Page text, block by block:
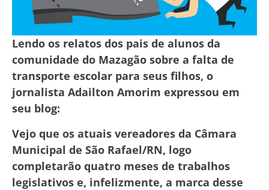
Lendo os relatos dos pais de alunos da
comunidade do Mazagão sobre a falta de
transporte escolar para seus filhos, o
jornalista Adailton Amorim expressou em
seu blog:
Vejo que os atuais vereadores da Câmara
Municipal de São Rafael/RN, logo
completarão quatro meses de trabalhos
legislativos e, infelizmente, a marca desse